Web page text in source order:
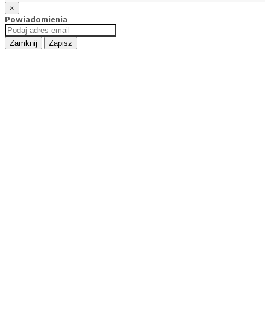
×
Powiadomienia
Zamknij Zapisz